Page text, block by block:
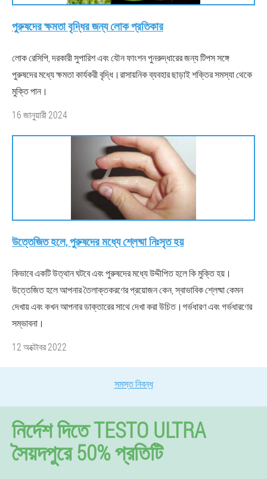
পুরুষদের ক্ষমতা বৃদ্ধির জন্য লোক প্রতিকার
লোক রেসিপি, দরকারী সুপারিশ এবং যৌন ফাংশন পুনরুদ্ধারের জন্য টিপস সঙ্গে
পুরুষদের মধ্যে ক্ষমতা কার্যকরী বৃদ্ধি।রাসায়নিক ব্যবহার ছাড়াই শক্তির সমস্যা থেকে
মুক্তি পান।
16 জানুয়ারী 2024
উত্তেজিত হলে, পুরুষদের মধ্যে শ্লেষ্মা নিঃসৃত হয়
কিভাবে একটি উত্থান ঘটবে এবং পুরুষদের মধ্যে উদ্দীপিত হলে কি মুক্তি হয়।
উত্তেজিত হলে আপনার তৈলাক্তকরণের প্রয়োজন কেন, স্বাভাবিক শ্লেষ্মা কেমন
দেখায় এবং কখন আপনার ডাক্তারের সাথে দেখা করা উচিত।গর্ভধারণ এবং গর্ভধারণের
সম্ভাবনা।
12 অক্টোবর 2022
সমস্ত নিবন্ধ
নির্দেশ দিতে TESTO ULTRA
সৈয়দপুরে 50% প্রতিটি